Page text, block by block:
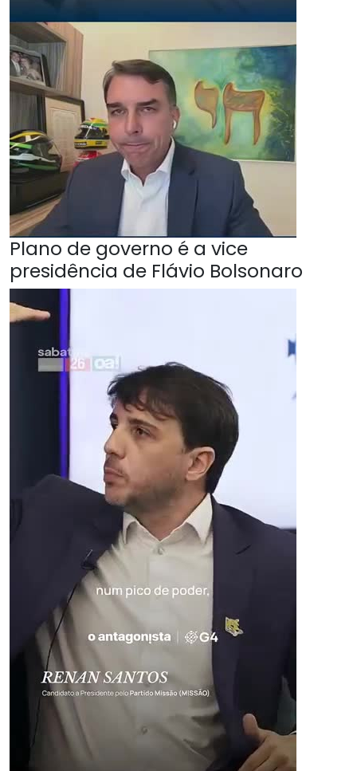
Plano de governo é a vice
presidência de Flávio Bolsonaro